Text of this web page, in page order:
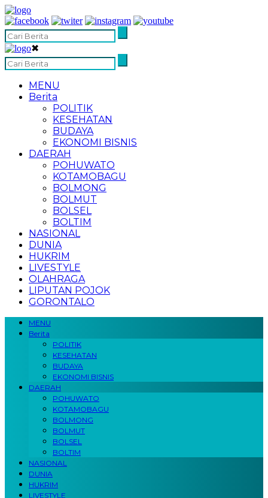
✖
MENU
Berita
POLITIK
KESEHATAN
BUDAYA
EKONOMI BISNIS
DAERAH
POHUWATO
KOTAMOBAGU
BOLMONG
BOLMUT
BOLSEL
BOLTIM
NASIONAL
DUNIA
HUKRIM
LIVESTYLE
OLAHRAGA
LIPUTAN POJOK
GORONTALO
MENU
Berita
POLITIK
KESEHATAN
BUDAYA
EKONOMI BISNIS
DAERAH
POHUWATO
KOTAMOBAGU
BOLMONG
BOLMUT
BOLSEL
BOLTIM
NASIONAL
DUNIA
HUKRIM
LIVESTYLE